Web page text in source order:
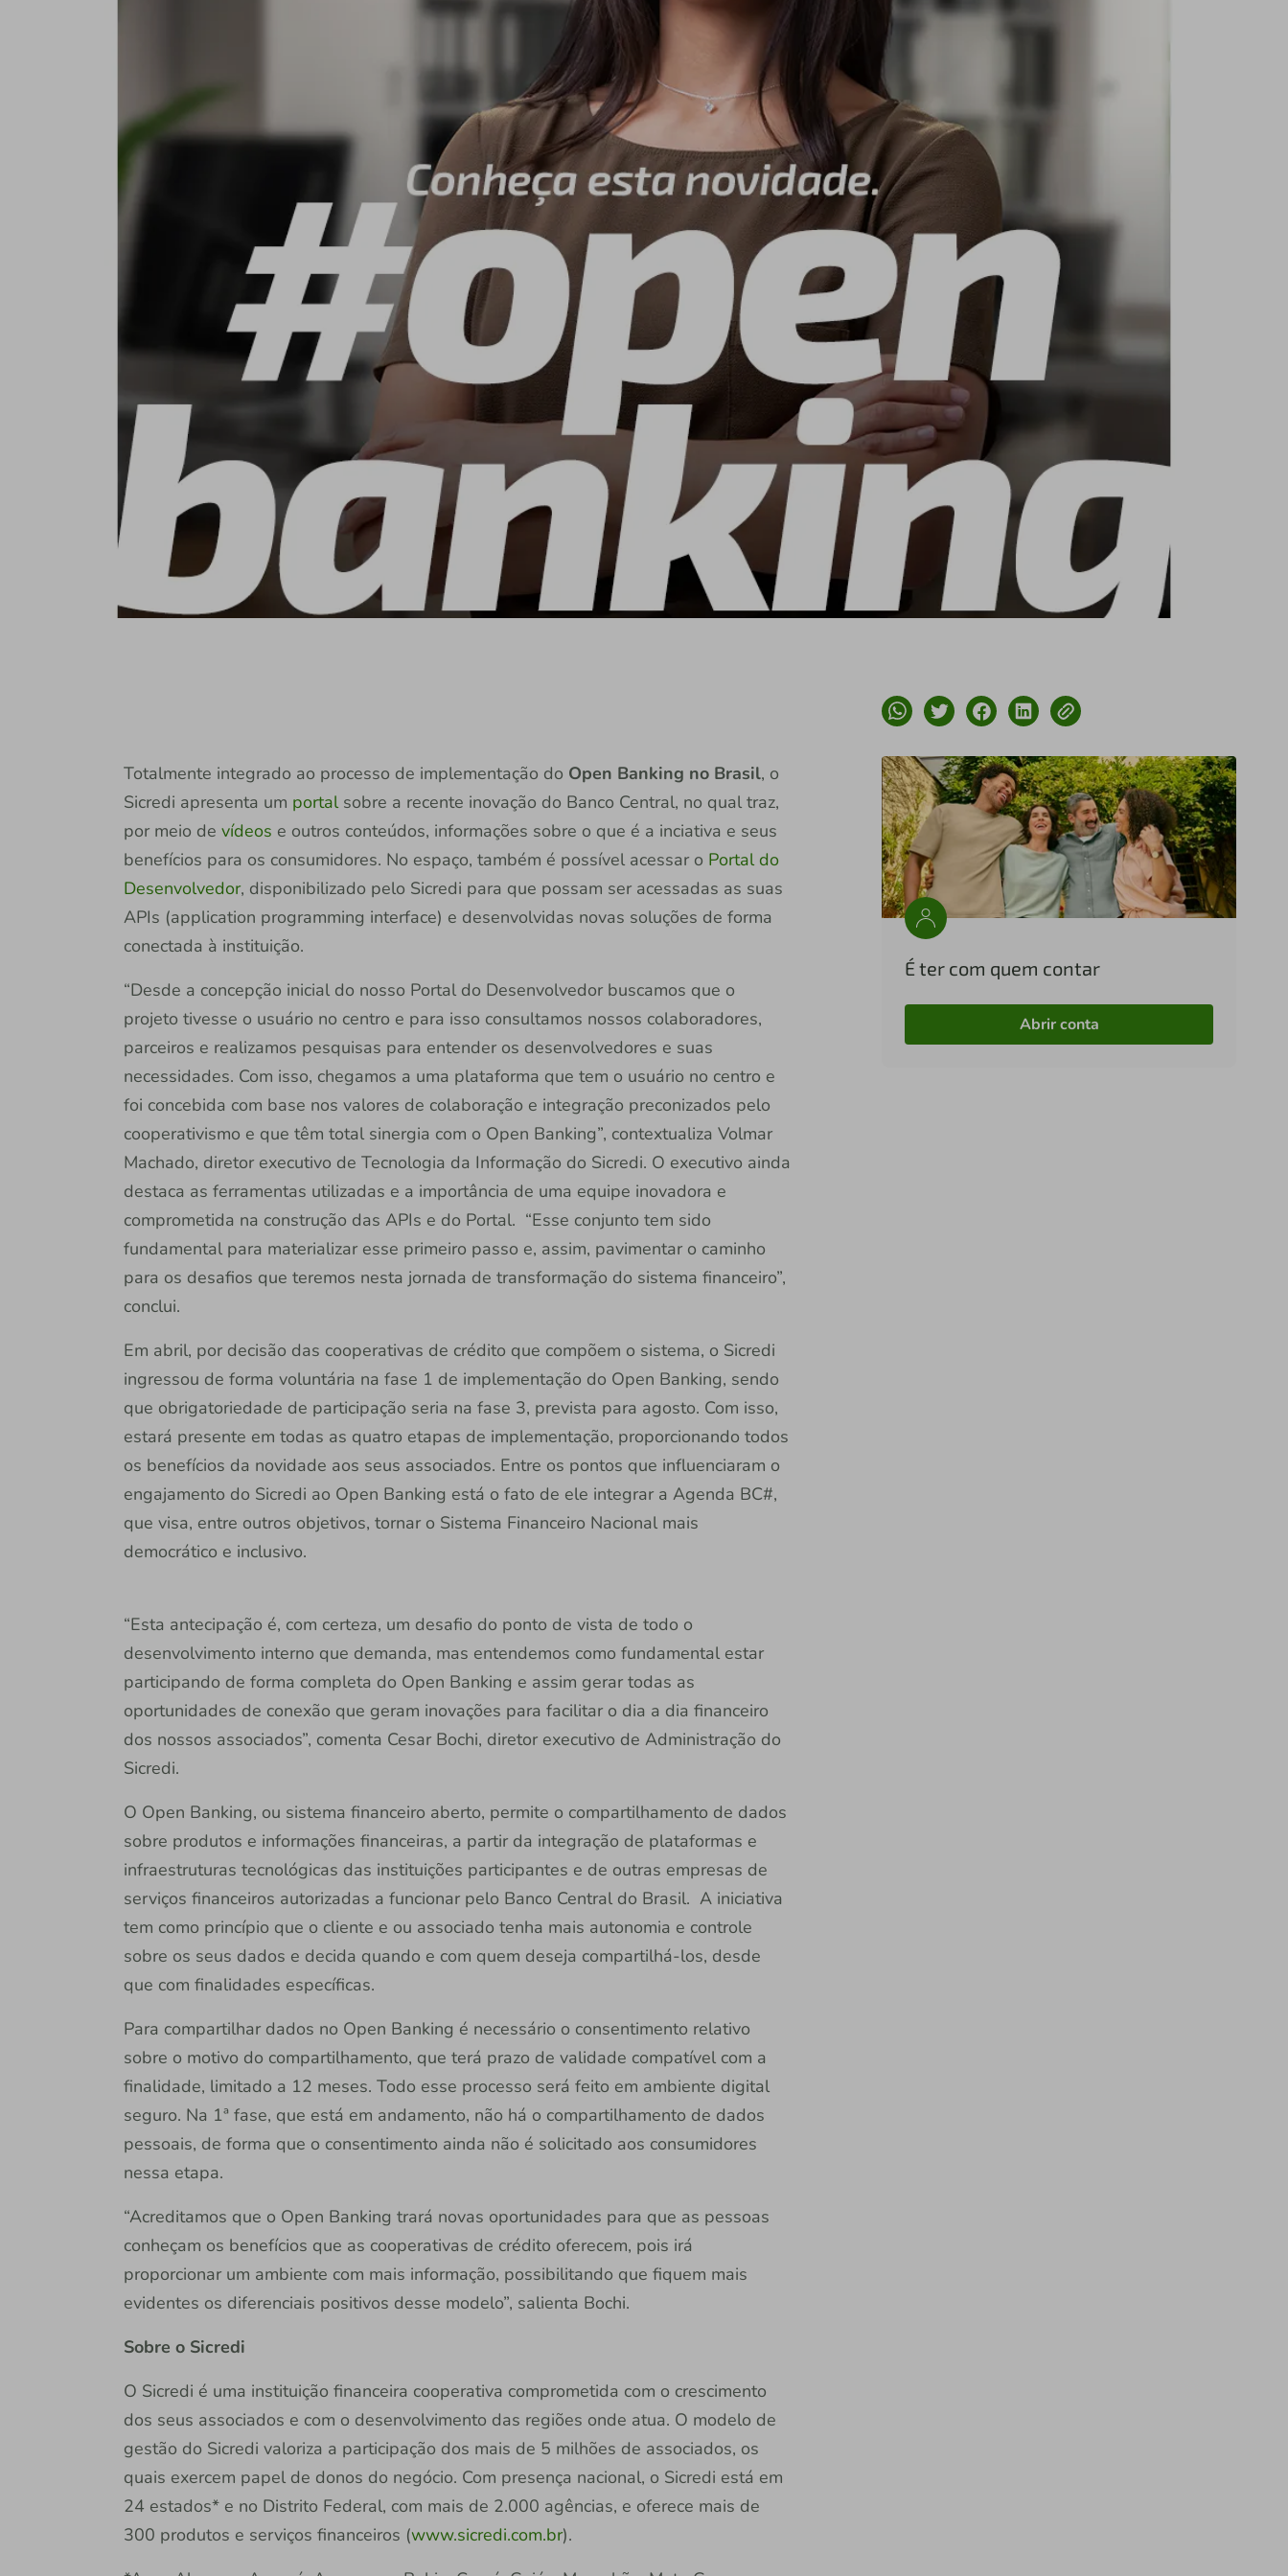
Totalmente integrado ao processo de implementação do Open Banking no Brasil, o
Sicredi apresenta um portalsobre a recente inovação do Banco Central, no qual traz,
por meio de vídeos e outros conteúdos, informações sobre o que é a inciativa e seus
benefícios para os consumidores. No espaço, também é possível acessar o Portal do
Desenvolvedor, disponibilizado pelo Sicredi para que possam ser acessadas as suas
APIs (application programming interface) e desenvolvidas novas soluções de forma
conectada à instituição.
“Desde a concepção inicial do nosso Portal do Desenvolvedor buscamos que o
projeto tivesse o usuário no centro e para isso consultamos nossos colaboradores,
parceiros e realizamos pesquisas para entender os desenvolvedores e suas
necessidades. Com isso, chegamos a uma plataforma que tem o usuário no centro e
foi concebida com base nos valores de colaboração e integração preconizados pelo
cooperativismo e que têm total sinergia com o Open Banking”, contextualiza Volmar
Machado, diretor executivo de Tecnologia da Informação do Sicredi. O executivo ainda
destaca as ferramentas utilizadas e a importância de uma equipe inovadora e
comprometida na construção das APIs e do Portal. “Esse conjunto tem sido
fundamental para materializar esse primeiro passo e, assim, pavimentar o caminho
para os desafios que teremos nesta jornada de transformação do sistema financeiro”,
conclui.
Em abril, por decisão das cooperativas de crédito que compõem o sistema, o Sicredi
ingressou de forma voluntária na fase 1 de implementação do Open Banking, sendo
que obrigatoriedade de participação seria na fase 3, prevista para agosto. Com isso,
estará presente em todas as quatro etapas de implementação, proporcionando todos
os benefícios da novidade aos seus associados. Entre os pontos que influenciaram o
engajamento do Sicredi ao Open Banking está o fato de ele integrar a Agenda BC#,
que visa, entre outros objetivos, tornar o Sistema Financeiro Nacional mais
democrático e inclusivo.
“Esta antecipação é, com certeza, um desafio do ponto de vista de todo o
desenvolvimento interno que demanda, mas entendemos como fundamental estar
participando de forma completa do Open Banking e assim gerar todas as
oportunidades de conexão que geram inovações para facilitar o dia a dia financeiro
dos nossos associados”, comenta Cesar Bochi, diretor executivo de Administração do
Sicredi.
O Open Banking, ou sistema financeiro aberto, permite o compartilhamento de dados
sobre produtos e informações financeiras, a partir da integração de plataformas e
infraestruturas tecnológicas das instituições participantes e de outras empresas de
serviços financeiros autorizadas a funcionar pelo Banco Central do Brasil. A iniciativa
tem como princípio que o cliente e ou associado tenha mais autonomia e controle
sobre os seus dados e decida quando e com quem deseja compartilhá-los, desde
que com finalidades específicas.
Para compartilhar dados no Open Banking é necessário o consentimento relativo
sobre o motivo do compartilhamento, que terá prazo de validade compatível com a
finalidade, limitado a 12 meses. Todo esse processo será feito em ambiente digital
seguro. Na 1ª fase, que está em andamento, não há o compartilhamento de dados
pessoais, de forma que o consentimento ainda não é solicitado aos consumidores
nessa etapa.
“Acreditamos que o Open Banking trará novas oportunidades para que as pessoas
conheçam os benefícios que as cooperativas de crédito oferecem, pois irá
proporcionar um ambiente com mais informação, possibilitando que fiquem mais
evidentes os diferenciais positivos desse modelo”, salienta Bochi.
Sobre o Sicredi
O Sicredi é uma instituição financeira cooperativa comprometida com o crescimento
dos seus associados e com o desenvolvimento das regiões onde atua. O modelo de
gestão do Sicredi valoriza a participação dos mais de 5 milhões de associados, os
quais exercem papel de donos do negócio. Com presença nacional, o Sicredi está em
24 estados* e no Distrito Federal, com mais de 2.000 agências, e oferece mais de
300 produtos e serviços financeiros (www.sicredi.com.br).
É ter com quem contar
Abrir conta